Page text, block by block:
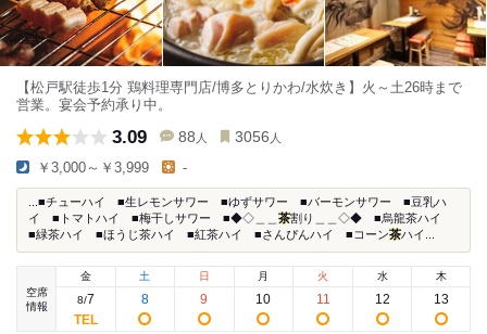
【松戸駅徒歩1分 鶏料理専門店/博多とりかわ/水炊き】火～土26時まで
営業。宴会予約承り中。
3.09 88 人 3056 人
￥3,000～￥3,999 -
...■チューハイ ■生レモンサワー ■ゆずサワー ■バーモンサワー ■豆乳ハ
イ ■トマトハイ ■梅干しサワー ■◆◇＿＿ 茶割り＿＿◇◆ ■烏龍茶ハイ
■緑茶ハイ ■ほうじ茶ハイ ■紅茶ハイ ■さんぴんハイ ■コーン茶ハイ...
空席
情報
金
8/7
土
8
日
9
月
10
火
11
水
12
木
13